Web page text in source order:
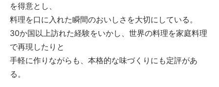
を得意とし、
料理を口に入れた瞬間のおいしさを大切にしている。
30か国以上訪れた経験をいかし、世界の料理を家庭料理
で再現したりと
手軽に作りながらも、本格的な味づくりにも定評があ
る。